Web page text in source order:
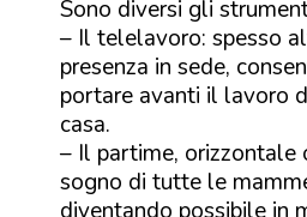
Sono diversi gli
– Il telelavoro: spesso
presenza in sede,
portare avanti il lavoro
casa.
– Il partime, orizzontale
sogno di tutte le